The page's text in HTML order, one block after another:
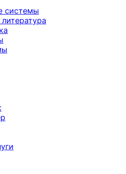
системы